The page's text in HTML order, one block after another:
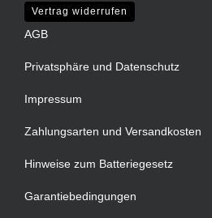
Vertrag widerrufen
AGB
Privatsphäre und Datenschutz
Impressum
Zahlungsarten und Versandkosten
Hinweise zum Batteriegesetz
Garantiebedingungen